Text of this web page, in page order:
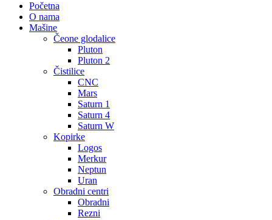
Početna
O nama
Mašine
Čeone glodalice
Pluton
Pluton 2
Čistilice
CNC
Mars
Saturn 1
Saturn 4
Saturn W
Kopirke
Logos
Merkur
Neptun
Uran
Obradni centri
Obradni
Rezni